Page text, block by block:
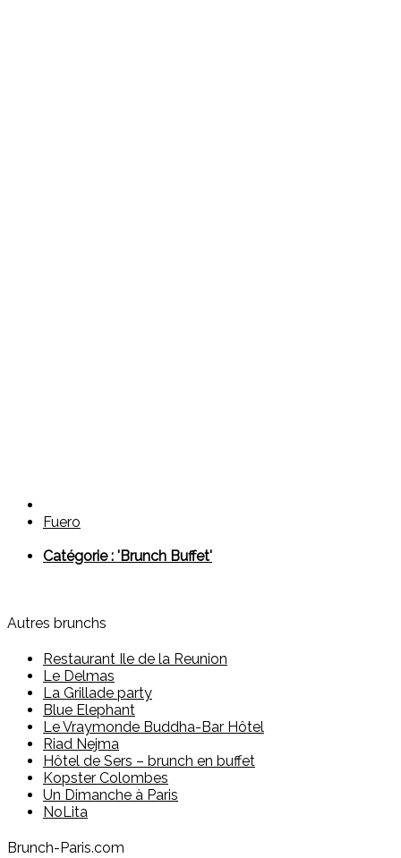
Fuero
Catégorie : 'Brunch Buffet'
Autres brunchs
Restaurant Ile de la Reunion
Le Delmas
La Grillade party
Blue Elephant
Le Vraymonde Buddha-Bar Hôtel
Riad Nejma
Hôtel de Sers – brunch en buffet
Kopster Colombes
Un Dimanche à Paris
NoLita
Brunch-Paris.com